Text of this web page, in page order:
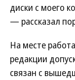
диски с моего
— рассказал
На месте
редакции
связан с